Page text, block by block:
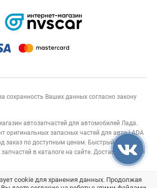
сохранность Ваших данных согласно закону
автозапчастей для автомобилей Лада.
оригинальных запасных частей для авто LADA
заказ по доступным ценам. Быстрый подбор и
в каталоге на сайте. Доставка по всей
2026Все права защищеныкарта сайта;
cookie для хранения данных. Продолжая